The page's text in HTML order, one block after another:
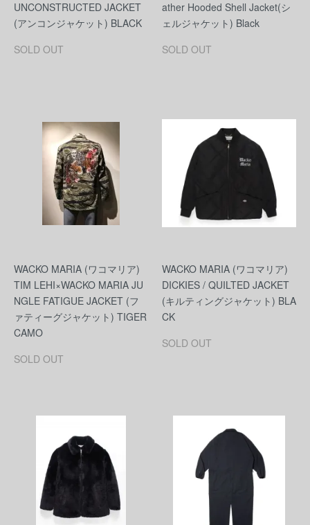
UNCONSTRUCTED JACKET
(アンコンジャケット) BLACK
SOLD OUT
ather Hooded Shell Jacket(シ
ェルジャケット) Black
SOLD OUT
WACKO MARIA (ワコマリア)
TIM LEHI×WACKO MARIA JU
NGLE FATIGUE JACKET (フ
ァティーグジャケット) TIGER
CAMO
SOLD OUT
WACKO MARIA (ワコマリア)
DICKIES / QUILTED JACKET
(キルティングジャケット) BLA
CK
SOLD OUT